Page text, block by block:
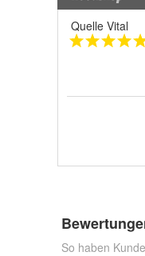
Quelle Vital
So haben